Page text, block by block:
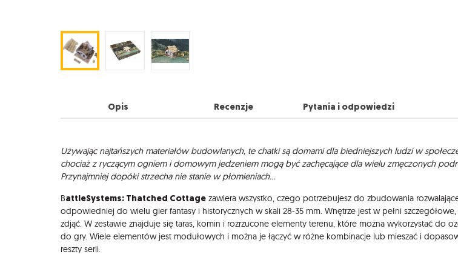
Opis Recenzje Pytania i odpowiedzi
Opis
Używając najtańszych materiałów budowlanych, te chatki są domami dla biedniejszych ludzi w
chociaż z ryczącym ogniem i domowym jedzeniem mogą być zachęcające dla wielu zmęczonych
Przynajmniej dopóki strzecha nie stanie w płomieniach...
BattleSystems: Thatched Cottage zawiera wszystko, czego potrzebujesz do zbudowania
odpowiedniej do wielu gier fantasy i historycznych w skali 28-35 mm. Wnętrze jest w pełni
zdjąć. W zestawie znajduje się taras, komin i rozrzucone elementy terenu, które można wykorzystać do
do gry. Wiele elementów jest modułowych i można je łączyć w różne kombinacje lub mieszać i
reszty serii.